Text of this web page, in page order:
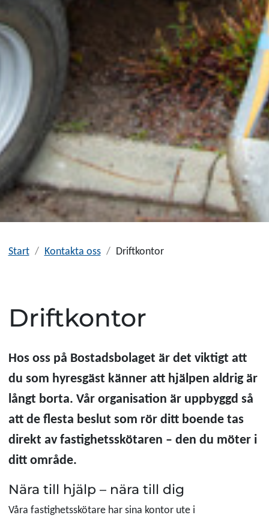
Start Kontakta oss Driftkontor
Driftkontor
Hos oss på Bostadsbolaget är det viktigt att
du som hyresgäst känner att hjälpen aldrig är
långt borta. Vår organisation är uppbyggd så
att de flesta beslut som rör ditt boende tas
direkt av fastighetsskötaren – den du möter i
ditt område.
Nära till hjälp – nära till dig
Våra fastighetsskötare har sina kontor ute i